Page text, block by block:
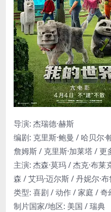
导演: 杰瑞德·赫斯
编剧: 克里斯·鲍曼 / 哈贝尔·
詹姆斯 / 克里斯·加莱塔 / 更
主演: 杰森·莫玛 / 杰克·布莱
森 / 艾玛·迈尔斯 / 丹妮尔·
类型: 喜剧 / 动作 / 家庭 / 奇
制片国家/地区: 美国 / 瑞典